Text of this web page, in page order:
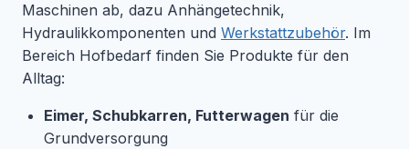
Maschinen ab, dazu Anhängetechnik,
Hydraulikkomponenten und Werkstattzubehör. Im
Bereich Hofbedarf finden Sie Produkte für den
Alltag:
Eimer, Schubkarren, Futterwagen für die
Grundversorgung